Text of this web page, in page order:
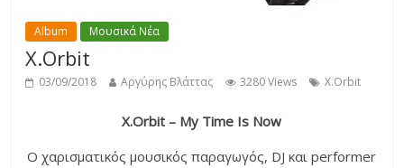
Album Μουσικά Νέα
X.Orbit
03/09/2018 Αργύρης Βλάττας 3280 Views X.Orbit
X.Orbit – My Time Is Now
Ο χαρισματικός μουσικός παραγωγός, DJ και performer